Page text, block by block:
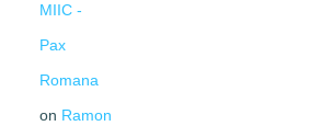
MIIC -
Pax
Romana
on Ramon